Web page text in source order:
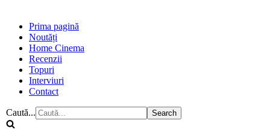
Prima pagină
Noutăți
Home Cinema
Recenzii
Topuri
Interviuri
Contact
Caută...